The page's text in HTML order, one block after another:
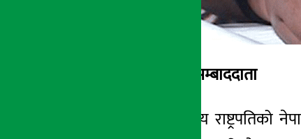
अर्थ सरोकार सम्बाददाता
काठमाडौँ – भारतीय